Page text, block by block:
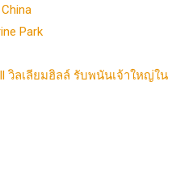
Park
วิลเลียมฮิลล์ รับพนันเจ้าใหญ่ใน